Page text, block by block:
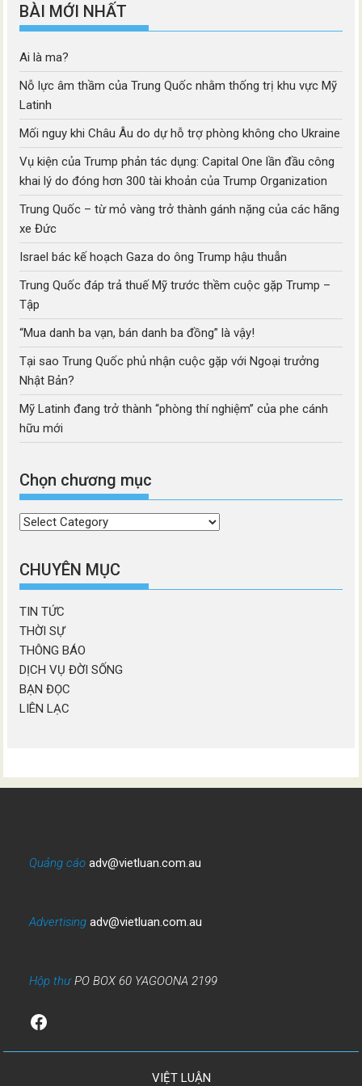
BÀI MỚI NHẤT
Ai là ma?
Nỗ lực âm thầm của Trung Quốc nhằm thống trị khu vực Mỹ
Latinh
Mối nguy khi Châu Âu do dự hỗ trợ phòng không cho Ukraine
Vụ kiện của Trump phản tác dụng: Capital One lần đầu công
khai lý do đóng hơn 300 tài khoản của Trump Organization
Trung Quốc – từ mỏ vàng trở thành gánh nặng của các hãng
xe Đức
Israel bác kế hoạch Gaza do ông Trump hậu thuẫn
Trung Quốc đáp trả thuế Mỹ trước thềm cuộc gặp Trump –
Tập
“Mua danh ba vạn, bán danh ba đồng” là vậy!
Tại sao Trung Quốc phủ nhận cuộc gặp với Ngoại trưởng
Nhật Bản?
Mỹ Latinh đang trở thành “phòng thí nghiệm” của phe cánh
hữu mới
Chọn chương mục
Chọn
mục
CHUYÊN MỤC
TIN TỨC
THỜI SỰ
THÔNG BÁO
DỊCH VỤ ĐỜI SỐNG
BẠN ĐỌC
LIÊN LẠC
Quảng cáo adv@vietluan.com.au
Advertising adv@vietluan.com.au
Hộp thưPO BOX 60 YAGOONA 2199
Facebook
VIỆT LUẬN